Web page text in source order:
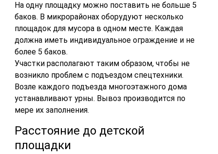
На одну площадку можно поставить не больше 5
баков. В микрорайонах оборудуют несколько
площадок для мусора в одном месте. Каждая
должна иметь индивидуальное ограждение и не
более 5 баков.
Участки располагают таким образом, чтобы не
возникло проблем с подъездом спецтехники.
Возле каждого подъезда многоэтажного дома
устанавливают урны. Вывоз производится по
мере их заполнения.
Расстояние до детской
площадки